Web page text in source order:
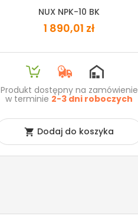
NUX NPK-10 BK
1 890,01 zł
Produkt dostępny na zamówienie
w terminie 2-3 dni roboczych
 Dodaj do koszyka